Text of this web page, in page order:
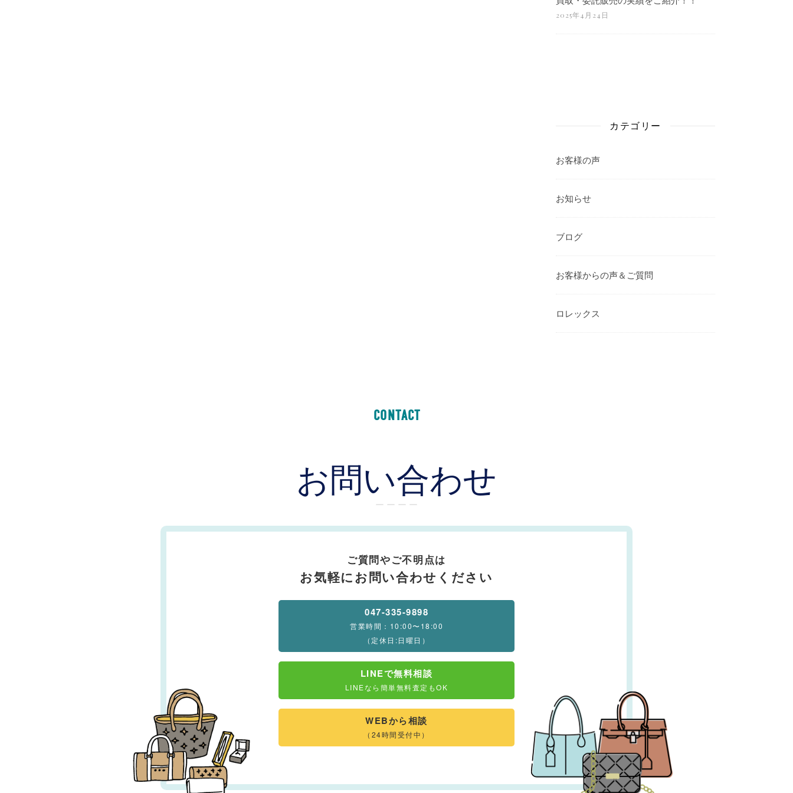
2025年4月24日
カテゴリー
お客様の声
お知らせ
ブログ
お客様からの声＆ご質問
ロレックス
CONTACT
お問い合わせ
ー ー ー ー
ご質問やご不明点は
お気軽にお問い合わせください
047-335-9898
営業時間：10:00〜18:00
（定休日:日曜日）
LINEで無料相談
LINEなら簡単無料査定もOK
WEBから相談
（24時間受付中）